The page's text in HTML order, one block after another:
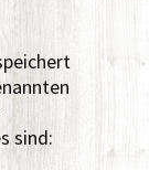
sind: